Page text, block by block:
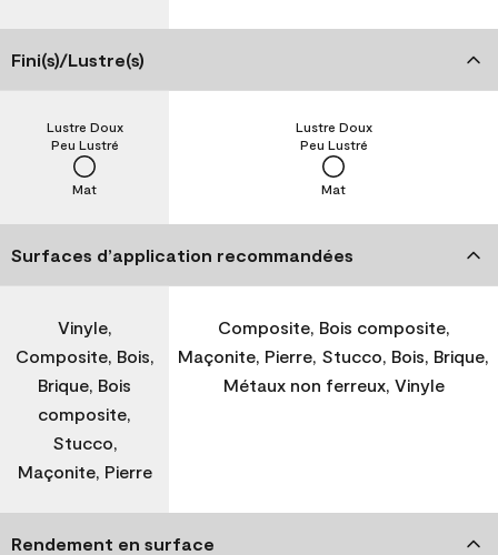
Fini(s)/Lustre(s)
Mat
Peu Lustré
Lustre Doux
Mat
Peu Lustré
Lustre Doux
Surfaces d’application recommandées
Vinyle,
Composite, Bois,
Brique, Bois
composite,
Stucco,
Maçonite, Pierre
Composite, Bois composite,
Maçonite, Pierre, Stucco, Bois, Brique,
Métaux non ferreux, Vinyle
Rendement en surface